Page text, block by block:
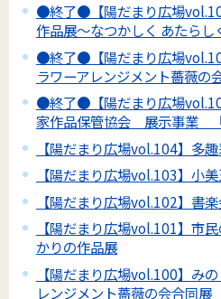
●終了●【陽だまり広場
作品展～なつかしく あたらし
●終了●【陽だまり広場
ラワーアレンジメント薔薇の
●終了●【陽だまり広場
家作品保管協会 展示事業 『
【陽だまり広場vol.104】多
【陽だまり広場vol.103】小
【陽だまり広場vol.102】書
【陽だまり広場vol.101】市
かりの作品展
【陽だまり広場vol.100】み
レンジメント薔薇の会合同展